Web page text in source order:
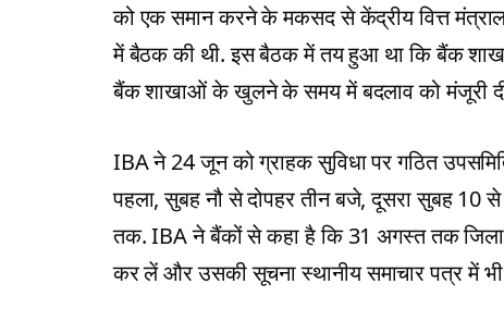
को एक समान करने के मकसद से केंद्रीय वित्त
में बैठक की थी. इस बैठक में तय हुआ था कि बैंक
बैंक शाखाओं के खुलने के समय में बदलाव को मंजूरी
IBA ने 24 जून को ग्राहक सुविधा पर गठित
पहला, सुबह नौ से दोपहर तीन बजे, दूसरा सुबह
तक. IBA ने बैंकों से कहा है कि 31 अगस्त तक
कर लें और उसकी सूचना स्थानीय समाचार पत्र में